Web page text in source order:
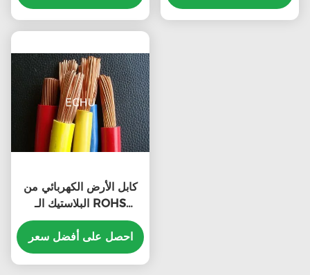
كابل الأرض الكهربائي من
البلاستيك الـ ROHS
UL1007 24AWG 300V
مع شهادة UL
احصل على أفضل سعر